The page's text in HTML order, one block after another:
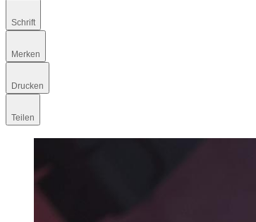
Schrift
Merken
Drucken
Teilen